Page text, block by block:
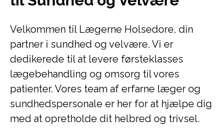
Velkommen til Lægerne Holsedore, din
partner i sundhed og velvære. Vi er
dedikerede til at levere førsteklasses
lægebehandling og omsorg til vores
patienter. Vores team af erfarne læger og
sundhedspersonale er her for at hjælpe dig
med at opretholde dit helbred og trivsel.